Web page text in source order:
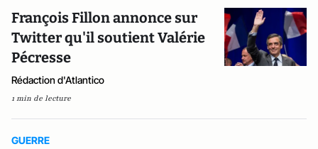
François Fillon annonce sur
Twitter qu'il soutient Valérie
Pécresse
Rédaction d'Atlantico
1 min de lecture
GUERRE